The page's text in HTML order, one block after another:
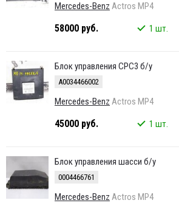
Mercedes-Benz Actros MP4
58000 руб. 1 шт.
Блок управления CPC3 б/у
A0034466002
Mercedes-Benz Actros MP4
45000 руб. 1 шт.
Блок управления шасси б/у
0004466761
Mercedes-Benz Actros MP4